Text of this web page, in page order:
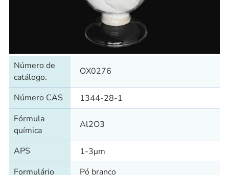
Número de
catálogo.
OX0276
Número CAS
1344-28-1
Fórmula
química
Al2O3
APS
1-3μm
Formulário
Pó branco